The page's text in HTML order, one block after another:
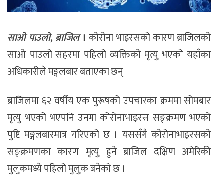
साओ पाउलो, ब्राजिल।कोरोना भाइरसको कारण ब्राजिलको
साओ पाउलो सहरमा पहिलो व्यक्तिको मृत्यु भएको यहाँका
अधिकारीले मङ्गलबार बताएका छन् ।
ब्राजिलमा ६२ वर्षीय एक पुरूषको उपचारका क्रममा सोमबार
मृत्यु भएको भएपनि उनमा कोरोनाभाइरस सङ्क्रमण भएको
पुष्टि मङ्गलबारमात्र गरिएको छ । यससँगै कोरोनाभाइरसको
सङ्क्रमणका कारण मृत्यु हुने ब्राजिल दक्षिण अमेरिकी
मुलुकमध्ये पहिलो मुलुक बनेको छ ।